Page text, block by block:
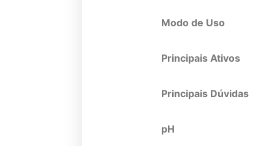
Modo de Uso
Principais Ativos
Principais Dúvidas
pH